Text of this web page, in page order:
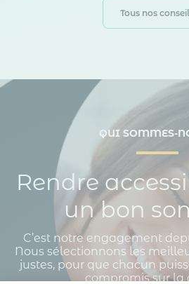
Tous nos
QUI SOMMES-
Rendre
un bon
C’est notre engagement
Nous sélectionnons les
justes, pour que chacun
compromis sur la